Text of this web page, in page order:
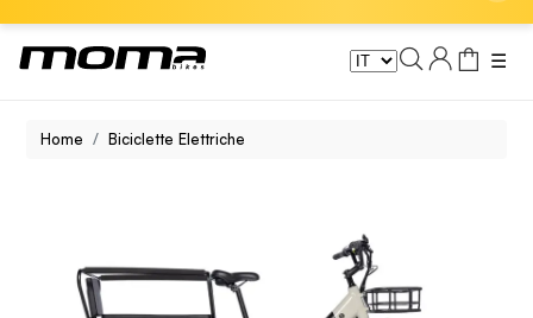
☰
Home Biciclette Elettriche